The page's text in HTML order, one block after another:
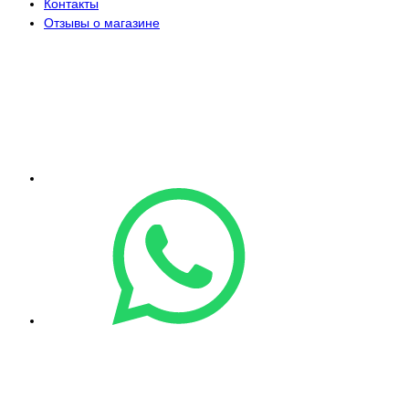
Контакты
Отзывы о магазине